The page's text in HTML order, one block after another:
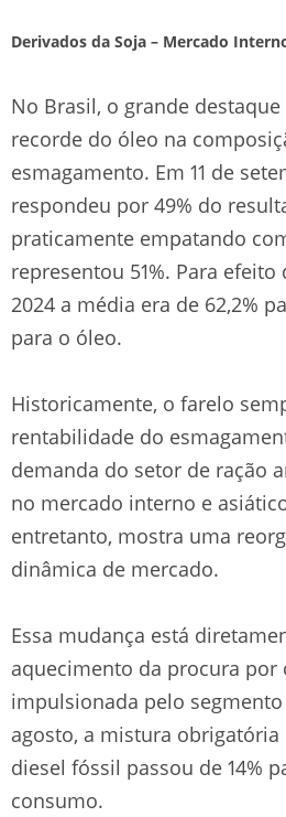
Derivados da Soja – Mercado
No Brasil, o grande
recorde do óleo na
esmagamento. Em 11 de
respondeu por 49% do
praticamente empatando
representou 51%. Para
2024 a média era de 62,2%
para o óleo.
Historicamente, o farelo
rentabilidade do
demanda do setor de ração
no mercado interno e
entretanto, mostra uma
dinâmica de mercado.
Essa mudança está
aquecimento da procura por
impulsionada pelo
agosto, a mistura
diesel fóssil passou de 14%
consumo.